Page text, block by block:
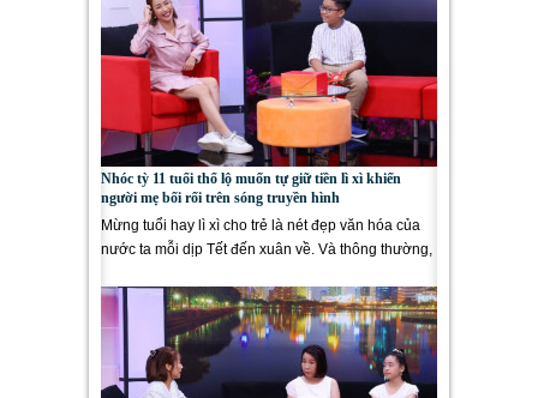
Nhóc tỳ 11 tuổi thổ lộ muốn tự giữ tiền lì xì khiến
người mẹ bối rối trên sóng truyền hình
Mừng tuổi hay lì xì cho trẻ là nét đẹp văn hóa của
nước ta mỗi dịp Tết đến xuân về. Và thông thường,